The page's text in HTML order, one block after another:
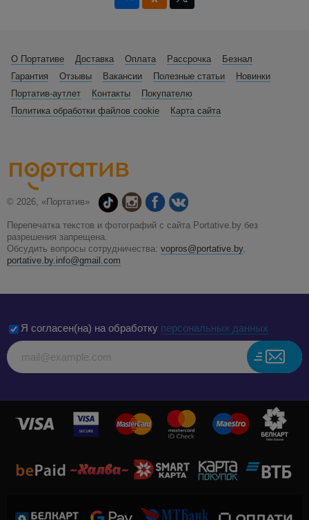
О Портативе Доставка Оплата Рассрочка
Безнал
Гарантия
Отзывы Вакансии Полезные статьи
Новинки
Портатив-аутлет
Контакты
Покупателю
Политика обработки файлов cookie
Карта сайта
© 2026, «Портатив»
Перепечатка текстов и фотографий с сайта Portative.by без
разрешения запрещена.
Обсудить вопросы сотрудничества: vopros@portative.by,
portative.by.info@gmail.com
Я согласен(на) на обработку персональных данных